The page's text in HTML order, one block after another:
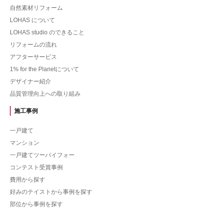
自然素材リフォーム
LOHAS について
LOHAS studio のできること
リフォームの流れ
アフターサービス
1% for the Planetについて
デザイナー紹介
品質管理向上への取り組み
施工事例
一戸建て
マンション
一戸建てツーバイフォー
コンテスト受賞事例
費用から探す
好みのテイストから事例を探す
部位から事例を探す